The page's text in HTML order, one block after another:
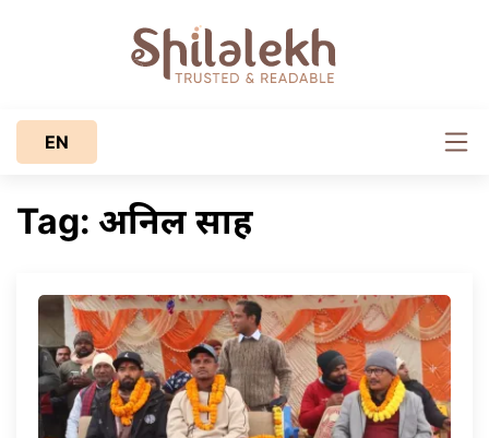
EN
Tag: अनिल साह